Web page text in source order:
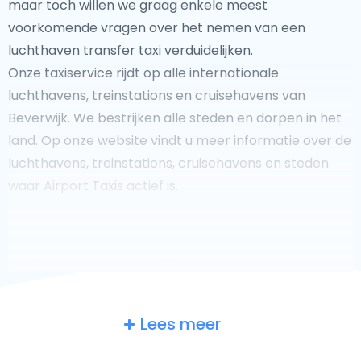
maar toch willen we graag enkele meest
voorkomende vragen over het nemen van een
luchthaven transfer taxi verduidelijken.
Onze taxiservice rijdt op alle internationale
luchthavens, treinstations en cruisehavens van
Beverwijk. We bestrijken alle steden en dorpen in het
land. Op onze website vindt u meer informatie over de
luchthavens, treinstations, cruisehavens en steden
waar Airport Taxis actief is.
Lees meer